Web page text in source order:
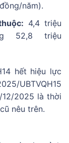
năm).
4,4 triệu
52,8 triệu
hết hiệu lực
UBTVQH15
2025 là thời
nêu trên.